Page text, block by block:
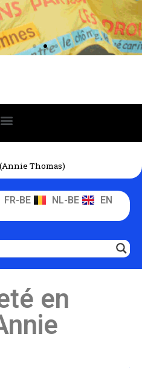
Thomas)
FR-BE NL-BE
EN
en